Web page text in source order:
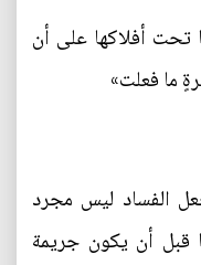
تحت أفلاكها على أن
ما فعلت»
الفساد ليس مجرد
قبل أن يكون جريمة